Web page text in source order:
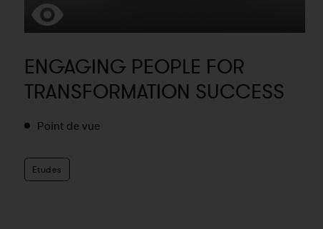
ENGAGING PEOPLE FOR
TRANSFORMATION SUCCESS
Point de vue
Etudes